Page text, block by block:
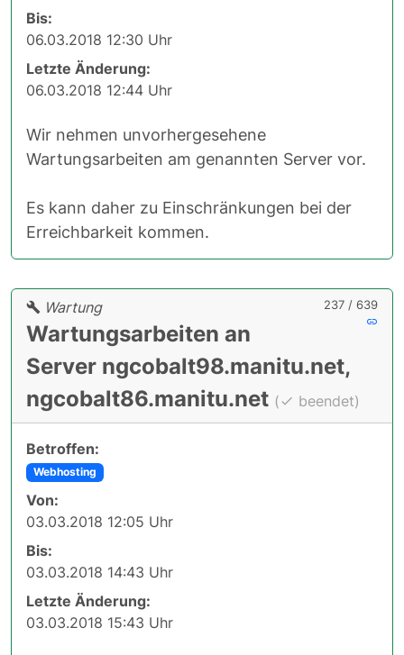
Bis:
06.03.2018 12:30 Uhr
Letzte Änderung:
06.03.2018 12:44 Uhr
Wir nehmen unvorhergesehene
Wartungsarbeiten am genannten Server vor.
Es kann daher zu Einschränkungen bei der
Erreichbarkeit kommen.
237 / 639
Wartung
Wartungsarbeiten an
Server ngcobalt98.manitu.net,
ngcobalt86.manitu.net ( beendet)
Betroffen:
Webhosting
Von:
03.03.2018 12:05 Uhr
Bis:
03.03.2018 14:43 Uhr
Letzte Änderung:
03.03.2018 15:43 Uhr